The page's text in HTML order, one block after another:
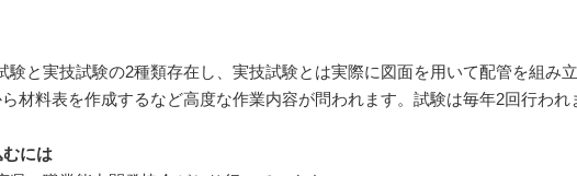
験と実技試験の2種類存在し、実技試験とは実際に図面を用いて配管を組み
材料表を作成するなど高度な作業内容が問われます。試験は毎年2回行われ
には